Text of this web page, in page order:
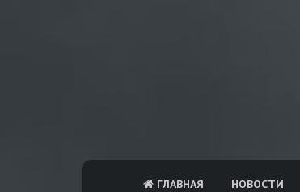
ГЛАВНАЯ НОВОСТИ